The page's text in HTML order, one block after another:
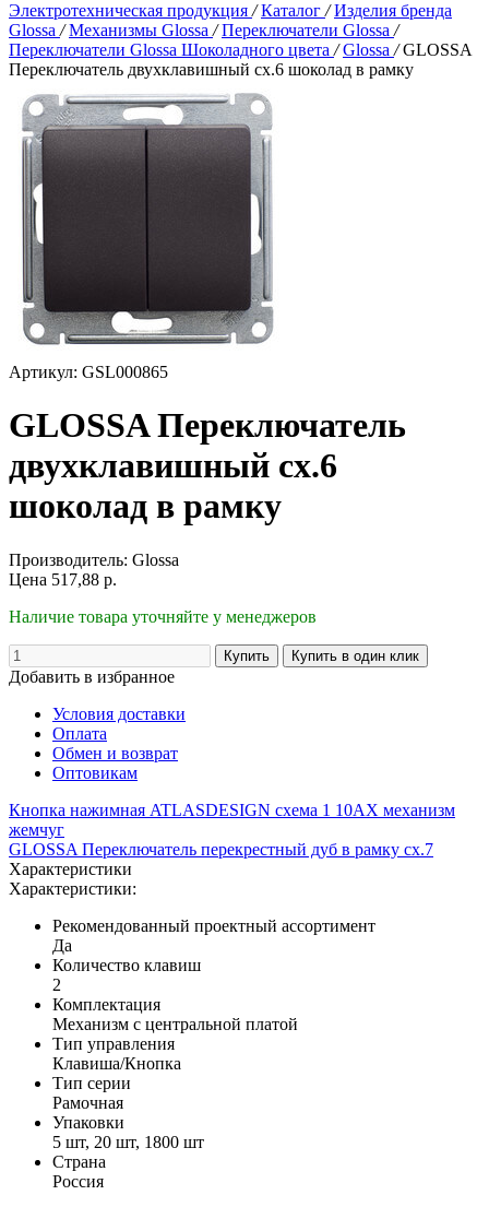
Электротехническая продукция / Каталог / Изделия бренда
Glossa / Механизмы Glossa / Переключатели Glossa /
Переключатели Glossa Шоколадного цвета / Glossa / GLOSSA
Переключатель двухклавишный сх.6 шоколад в рамку
Артикул: GSL000865
GLOSSA Переключатель
двухклавишный сх.6
шоколад в рамку
Производитель: Glossa
Цена 517,88 р.
Наличие товара уточняйте у менеджеров
Добавить в избранное
Условия доставки
Оплата
Обмен и возврат
Оптовикам
Кнопка нажимная ATLASDESIGN схема 1 10АХ механизм
жемчуг
GLOSSA Переключатель перекрестный дуб в рамку сх.7
Характеристики
Характеристики:
Рекомендованный проектный ассортимент
Да
Количество клавиш
2
Комплектация
Механизм с центральной платой
Тип управления
Клавиша/Кнопка
Тип серии
Рамочная
Упаковки
5 шт, 20 шт, 1800 шт
Страна
Россия